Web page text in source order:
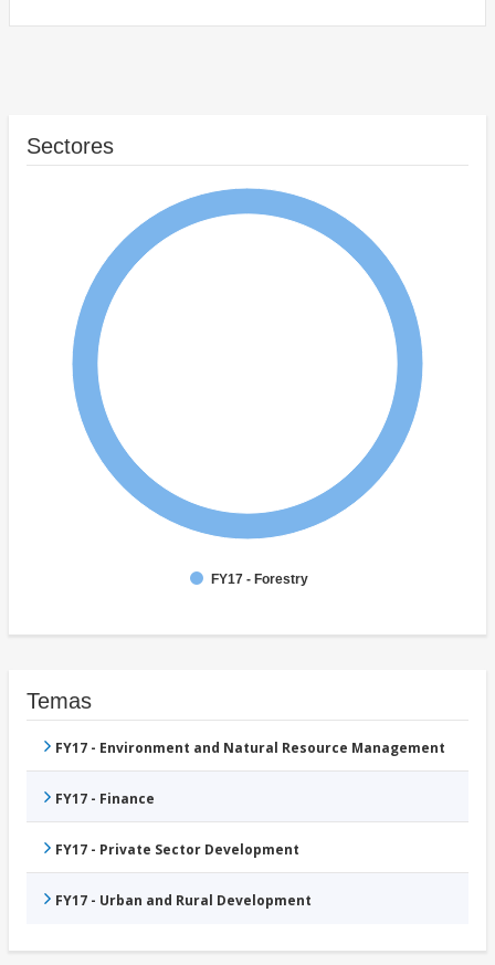
Sectores
FY17 - Forestry
Temas
FY17 - Environment and Natural Resource Management
FY17 - Finance
FY17 - Private Sector Development
FY17 - Urban and Rural Development